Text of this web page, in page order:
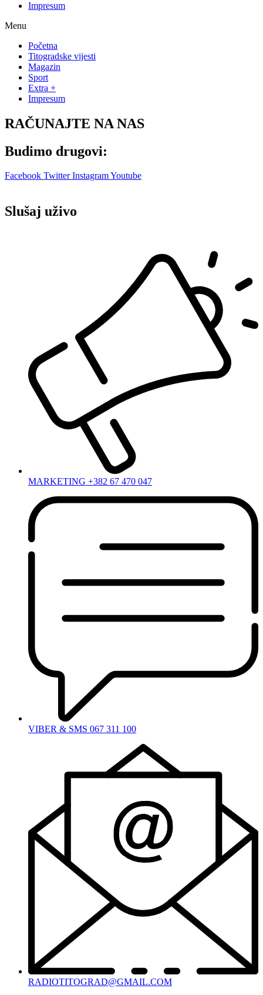
Impresum
Menu
Početna
Titogradske vijesti
Magazin
Sport
Extra +
Impresum
RAČUNAJTE NA NAS
Budimo drugovi:
Facebook Twitter InstagramYoutube
Slušaj uživo
MARKETING +382 67 470 047
VIBER & SMS 067 311 100
RADIOTITOGRAD@GMAIL.COM